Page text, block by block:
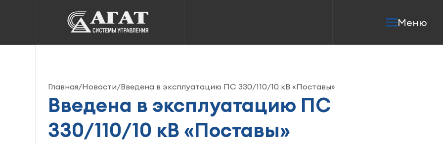
Меню
Главная/Новости/Введена в эксплуатацию ПС 330/110/10 кВ «Поставы»
Введена в эксплуатацию ПС
330/110/10 кВ «Поставы»